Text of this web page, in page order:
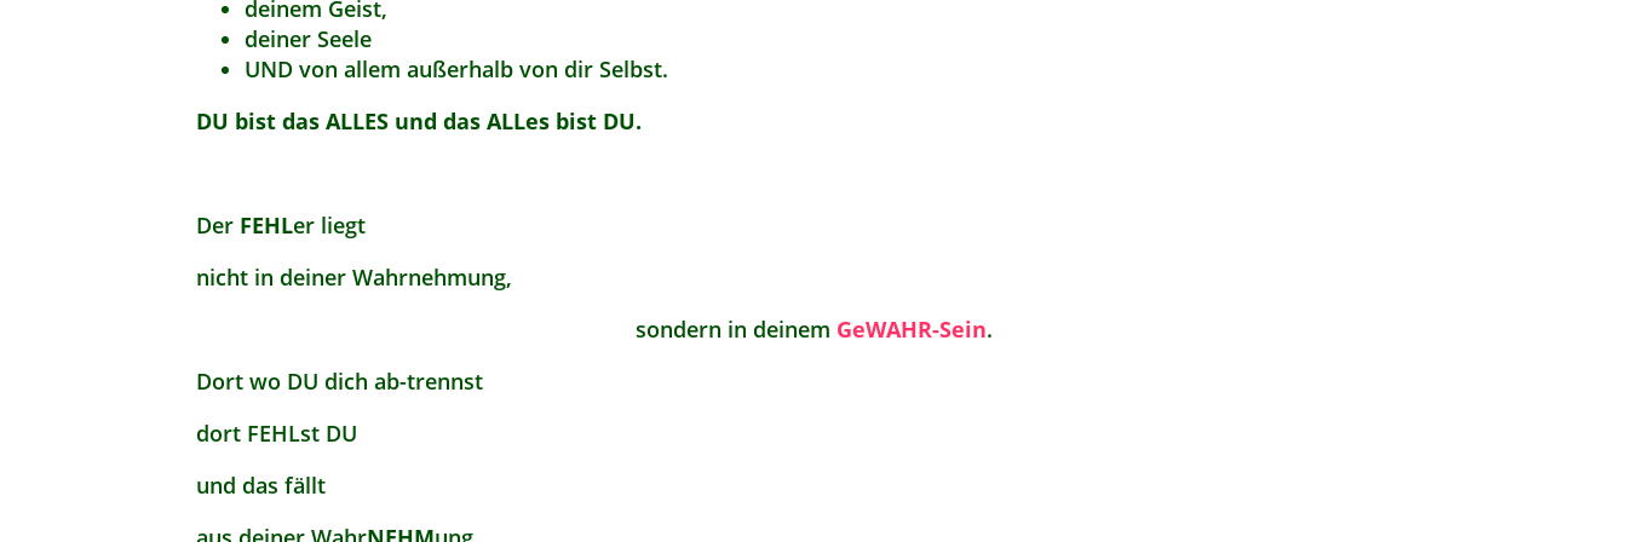
deinem Geist,
deiner Seele
UND von allem außerhalb von dir Selbst.
DU bist das ALLES und das ALLes bist DU.
Der FEHLer liegt
nicht in deiner Wahrnehmung,
sondern in deinem GeWAHR-Sein.
Dort wo DU dich ab-trennst
dort FEHLst DU
und das fällt